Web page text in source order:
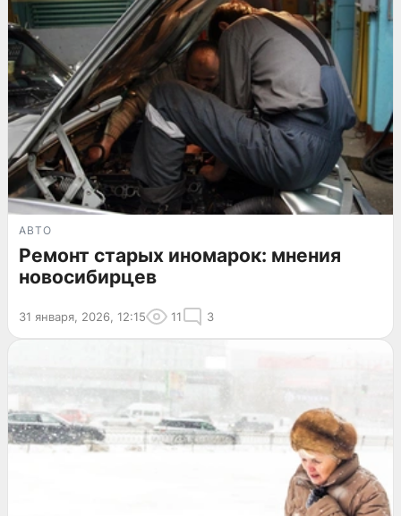
АВТО
Ремонт старых иномарок: мнения
новосибирцев
31 января, 2026, 12:15 11 3